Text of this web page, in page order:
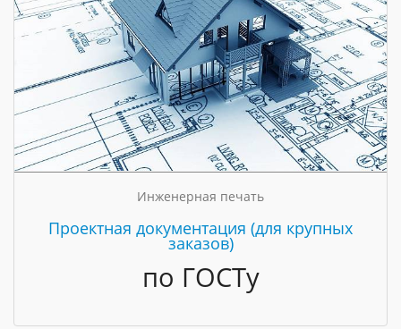
Инженерная печать
Проектная документация (для крупных
заказов)
по ГОСТу